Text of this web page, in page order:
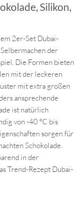
Silikon,
2er-Set Dubai-
der
Die Formen bieten
mit der leckeren
mit extra großen
ansprechende
ist natürlich
von -40 °C bis
sorgen für
Schokolade.
in der
Trend-Rezept Dubai-